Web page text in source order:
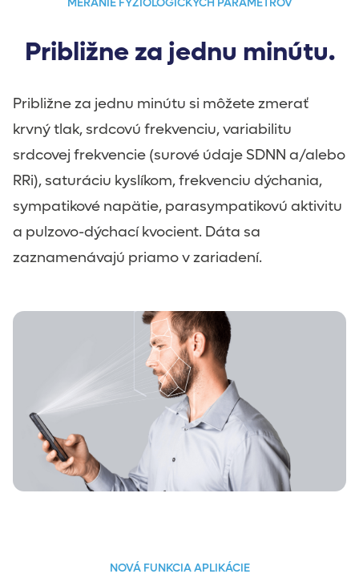
Približne za jednu minútu.
Približne za jednu minútu si môžete zmerať
krvný tlak, srdcovú frekvenciu, variabilitu
srdcovej frekvencie (surové údaje SDNN a/alebo
RRi), saturáciu kyslíkom, frekvenciu dýchania,
sympatikové napätie, parasympatikovú aktivitu
a pulzovo-dýchací kvocient. Dáta sa
zaznamenávajú priamo v zariadení.
NOVÁ FUNKCIA APLIKÁCIE